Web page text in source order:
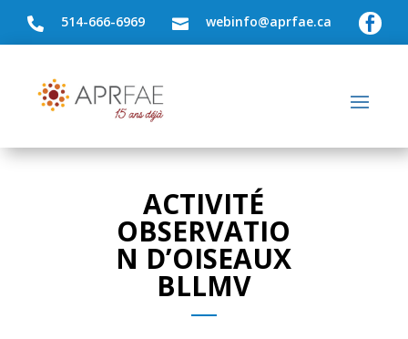
 514-666-6969  webinfo@aprfae.ca 
ACTIVITÉ
OBSERVATIO
N D’OISEAUX
BLLMV